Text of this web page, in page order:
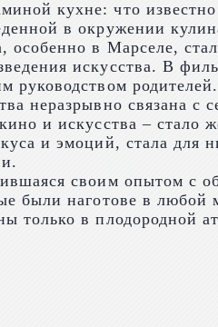
в окружении
особенно в Марселе,
искусства. В
руководством родителей.
неразрывно связана с
и искусства – стало
и эмоций, стала для
своим опытом с
были наготове в любой
только в плодородной